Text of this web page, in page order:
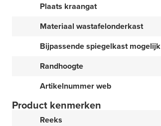
Plaats kraangat
Materiaal wastafelonderkast
Bijpassende spiegelkast mogelijk
Randhoogte
Artikelnummer web
Product kenmerken
Reeks